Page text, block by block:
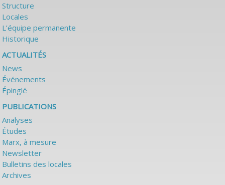
Structure
Locales
L’équipe permanente
Historique
ACTUALITÉS
News
Événements
Épinglé
PUBLICATIONS
Analyses
Études
Marx, à mesure
Newsletter
Bulletins des locales
Archives